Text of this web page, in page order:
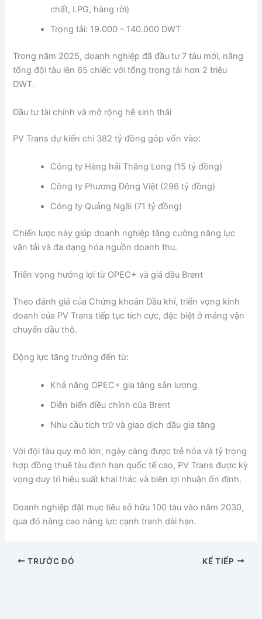
chất, LPG, hàng rời)
Trọng tải: 19.000 – 140.000 DWT
Trong năm 2025, doanh nghiệp đã đầu tư 7 tàu mới, nâng
tổng đội tàu lên 65 chiếc với tổng trọng tải hơn 2 triệu
DWT.
Đầu tư tài chính và mở rộng hệ sinh thái
PV Trans dự kiến chi 382 tỷ đồng góp vốn vào:
Công ty Hàng hải Thăng Long (15 tỷ đồng)
Công ty Phương Đông Việt (296 tỷ đồng)
Công ty Quảng Ngãi (71 tỷ đồng)
Chiến lược này giúp doanh nghiệp tăng cường năng lực
vận tải và đa dạng hóa nguồn doanh thu.
Triển vọng hưởng lợi từ OPEC+ và giá dầu Brent
Theo đánh giá của Chứng khoán Dầu khí, triển vọng kinh
doanh của PV Trans tiếp tục tích cực, đặc biệt ở mảng vận
chuyển dầu thô.
Động lực tăng trưởng đến từ:
Khả năng OPEC+ gia tăng sản lượng
Diễn biến điều chỉnh của Brent
Nhu cầu tích trữ và giao dịch dầu gia tăng
Với đội tàu quy mô lớn, ngày càng được trẻ hóa và tỷ trọng
hợp đồng thuê tàu định hạn quốc tế cao, PV Trans được kỳ
vọng duy trì hiệu suất khai thác và biên lợi nhuận ổn định.
Doanh nghiệp đặt mục tiêu sở hữu 100 tàu vào năm 2030,
qua đó nâng cao năng lực cạnh tranh dài hạn.
TRƯỚC ĐÓ KẾ TIẾP